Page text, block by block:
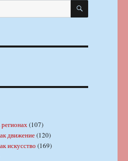
ПОИСК
(107)
движение(120)
искусство (169)